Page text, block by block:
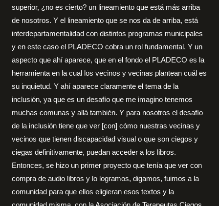
superior, ¿no es cierto? un lineamiento que está más arriba
de nosotros. Y el lineamiento que se nos da de arriba, está
interdepartamentalidad con distintos programas municipales
y en este caso el PLADECO cobra un rol fundamental. Y un
aspecto que ahí aparece, que en el fondo el PLADECO es la
herramienta en la cual los vecinos y vecinas plantean cuál es
su inquietud. Y ahí aparece claramente el tema de la
inclusión, ya que es un desafío que me imagino tenemos
muchas comunas y allá también. Y para nosotros el desafío
de la inclusión tiene que ver [con] cómo nuestras vecinas y
vecinos que tienen discapacidad visual o que son ciegos y
ciegas definitivamente, puedan acceder a los libros.
Entonces, se hizo un primer proyecto que tenía que ver con
compra de audio libros y lo logramos, digamos, fuimos a la
comunidad para que ellos eligieran esos textos y la